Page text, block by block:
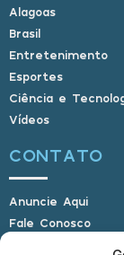
Alagoas
Brasil
Entretenimento
Esportes
Ciência e
Vídeos
CONTATO
Anuncie Aqui
Fale Conosco